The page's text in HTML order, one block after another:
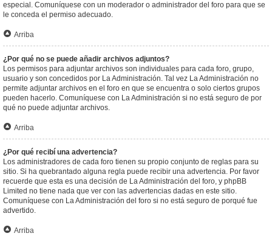
especial. Comuníquese con un moderador o administrador del foro para que se
le conceda el permiso adecuado.
Arriba
¿Por qué no se puede añadir archivos adjuntos?
Los permisos para adjuntar archivos son individuales para cada foro, grupo,
usuario y son concedidos por La Administración. Tal vez La Administración no
permite adjuntar archivos en el foro en que se encuentra o solo ciertos grupos
pueden hacerlo. Comuníquese con La Administración si no está seguro de por
qué no puede adjuntar archivos.
Arriba
¿Por qué recibí una advertencia?
Los administradores de cada foro tienen su propio conjunto de reglas para su
sitio. Si ha quebrantado alguna regla puede recibir una advertencia. Por favor
recuerde que esta es una decisión de La Administración del foro, y phpBB
Limited no tiene nada que ver con las advertencias dadas en este sitio.
Comuníquese con La Administración del foro si no está seguro de porqué fue
advertido.
Arriba